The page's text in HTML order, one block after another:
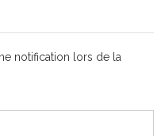
c
r
notification lors de la